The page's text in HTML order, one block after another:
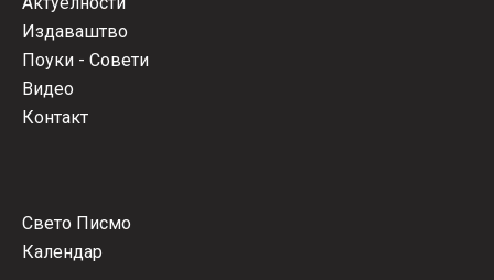
Издаваштво
Поуки - Совети
Видео
Контакт
Свето Писмо
Календар